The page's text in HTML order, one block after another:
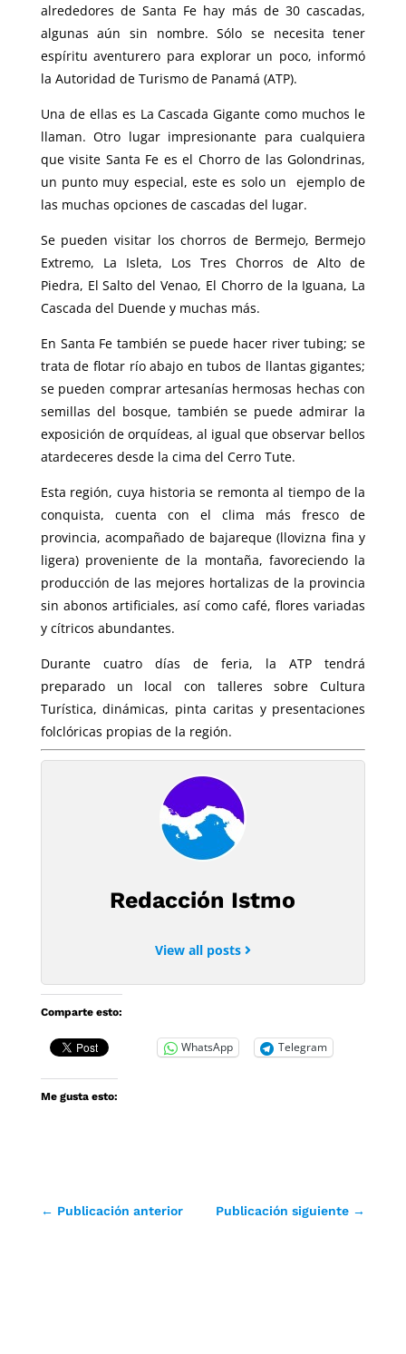
alrededores de Santa Fe hay más de 30 cascadas,
algunas aún sin nombre. Sólo se necesita tener
espíritu aventurero para explorar un poco, informó
la Autoridad de Turismo de Panamá (ATP).
Una de ellas es La Cascada Gigante como muchos le
llaman. Otro lugar impresionante para cualquiera
que visite Santa Fe es el Chorro de las Golondrinas,
un punto muy especial, este es solo un ejemplo de
las muchas opciones de cascadas del lugar.
Se pueden visitar los chorros de Bermejo, Bermejo
Extremo, La Isleta, Los Tres Chorros de Alto de
Piedra, El Salto del Venao, El Chorro de la Iguana, La
Cascada del Duende y muchas más.
En Santa Fe también se puede hacer river tubing; se
trata de flotar río abajo en tubos de llantas gigantes;
se pueden comprar artesanías hermosas hechas con
semillas del bosque, también se puede admirar la
exposición de orquídeas, al igual que observar bellos
atardeceres desde la cima del Cerro Tute.
Esta región, cuya historia se remonta al tiempo de la
conquista, cuenta con el clima más fresco de
provincia, acompañado de bajareque (llovizna fina y
ligera) proveniente de la montaña, favoreciendo la
producción de las mejores hortalizas de la provincia
sin abonos artificiales, así como café, flores variadas
y cítricos abundantes.
Durante cuatro días de feria, la ATP tendrá
preparado un local con talleres sobre Cultura
Turística, dinámicas, pinta caritas y presentaciones
folclóricas propias de la región.
Redacción Istmo
View all posts
Comparte esto:
WhatsApp Telegram
Me gusta esto:
← Publicación anterior Publicación siguiente →